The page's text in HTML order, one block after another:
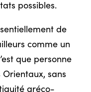
possibles.
de
comme un
que personne
Orientaux, sans
gréco-